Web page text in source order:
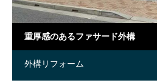
重厚感のあるファサード外構
外構リフォーム